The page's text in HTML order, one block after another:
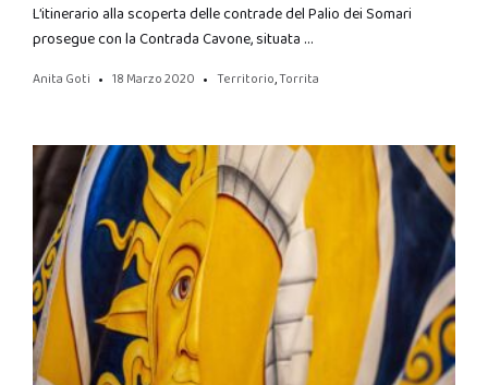
L’itinerario alla scoperta delle contrade del Palio dei Somari
prosegue con la Contrada Cavone, situata …
Anita Goti 18 Marzo 2020 Territorio,Torrita